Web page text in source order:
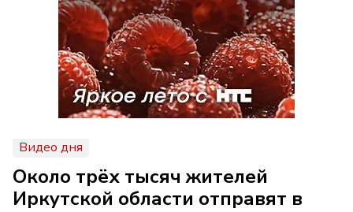
Видео дня
Около трёх тысяч жителей
Иркутской области отправят в